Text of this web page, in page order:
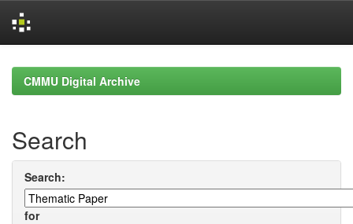
navigationCMMU Digital Archive
Search
Search:
for